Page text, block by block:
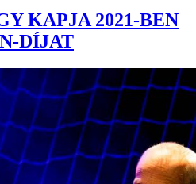
KAPJA 2021-BEN
DÍJAT